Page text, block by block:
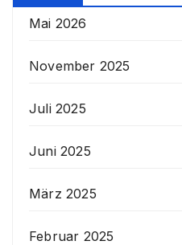
Mai 2026
November 2025
Juli 2025
Juni 2025
März 2025
Februar 2025